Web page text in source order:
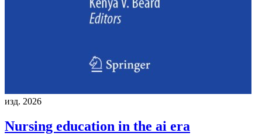
изд. 2026
Nursing education in the ai era